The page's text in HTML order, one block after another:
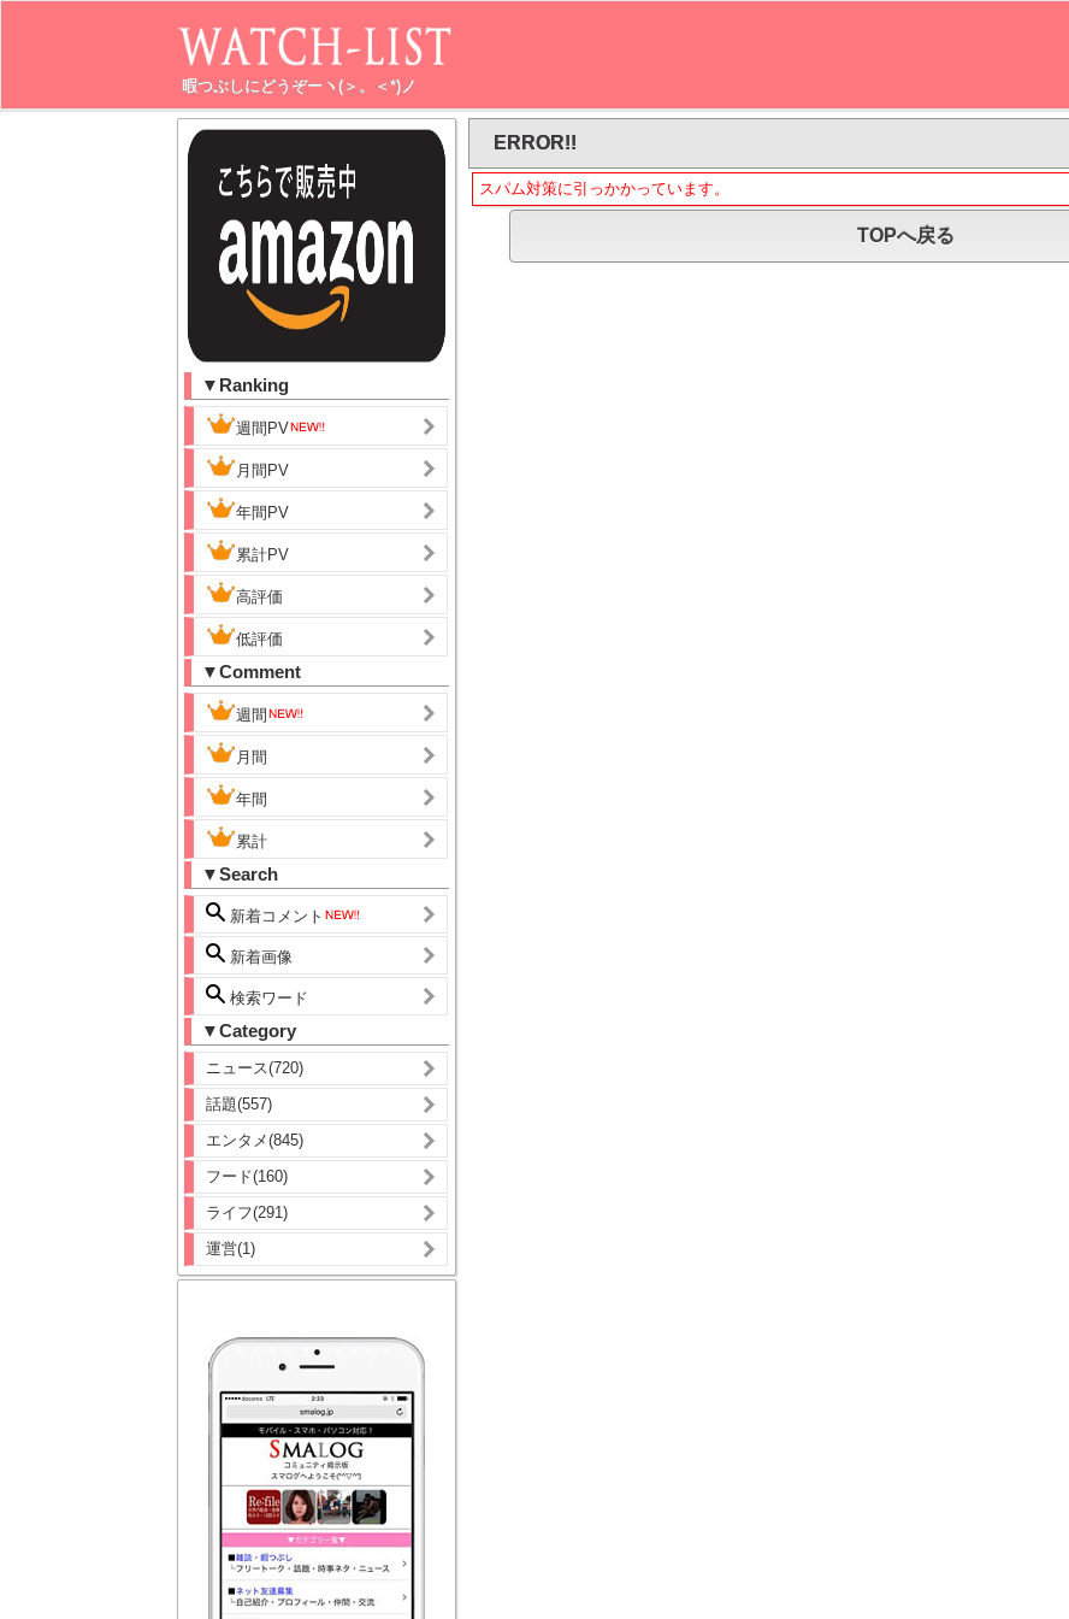
暇つぶしにどうぞーヽ(＞。＜*)ノ
▼Ranking
週間PV
月間PV
年間PV
累計PV
高評価
低評価
▼Comment
週間
月間
年間
累計
▼Search
新着コメント
新着画像
検索ワード
▼Category
ニュース(720)
話題(557)
エンタメ(845)
フード(160)
ライフ(291)
運営(1)
ERROR!!
スパム対策に引っかかっています。
TOPへ戻る